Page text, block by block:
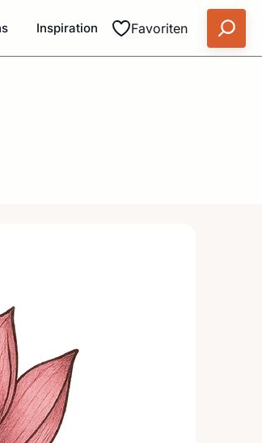
Favoriten
Inspiration